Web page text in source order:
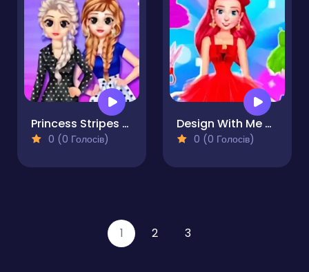
Princess Stripes Vs Dots
0 (0 Голосів)
Design With Me SuperHero Tutu Outfits
0 (0 Голосів)
1 2 3